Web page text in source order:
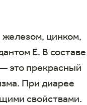
железом, цинком,
Е. В составе
это прекрасный
При диарее
свойствами.